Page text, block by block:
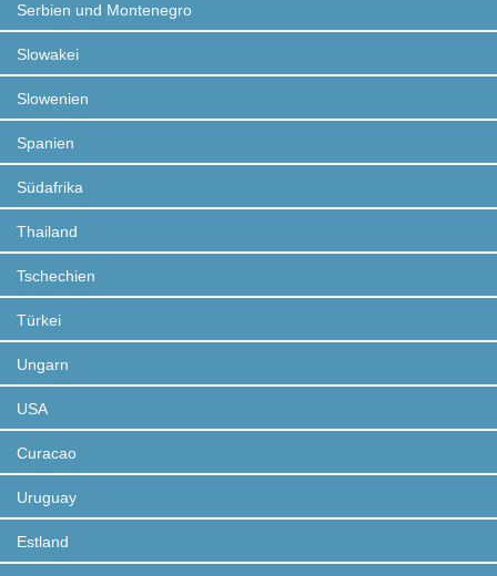
Serbien und Montenegro
Slowakei
Slowenien
Spanien
Südafrika
Thailand
Tschechien
Türkei
Ungarn
USA
Curacao
Uruguay
Estland